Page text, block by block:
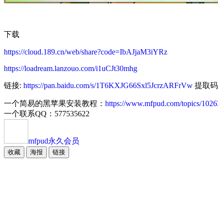
下载
https://cloud.189.cn/web/share?code=IbAJjaM3iYRz
https://loadream.lanzouo.com/i1uCJt30mhg
链接: https://pan.baidu.com/s/1T6KXJG66Sxl5JcrzARFrVw 提取
一个简易的黑苹果安装教程： https://www.mfpud.com/topics/
一个联系QQ：577535622
mfpud永久会员
收藏 海报 链接